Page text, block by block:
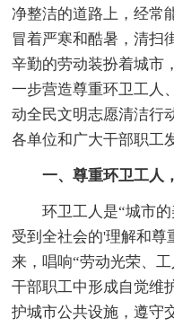
净整洁的道路上，经常
冒着严寒和酷暑，清扫
辛勤的劳动装扮着城市
一步营造尊重环卫工人
动全民文明志愿清洁行
各单位和广大干部职工
一、尊重环卫工人
环卫工人是“城市的
受到全社会的'理解和尊
来，唱响“劳动光荣、
干部职工中形成自觉维
护城市公共设施，遵守